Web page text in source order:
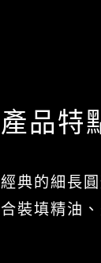
產品特
經典的細長
合裝填精油